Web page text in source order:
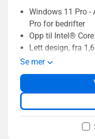
Windows 11 Pro -
Pro for bedrifter
Opp til Intel®
Lett design, fra
ASUS-eksklusive
produktiviteten
Dual-SSD RAID
BIOS-sikkerhet
NIST SP 800-
ASUS
ytelsen, selv i
Se mer